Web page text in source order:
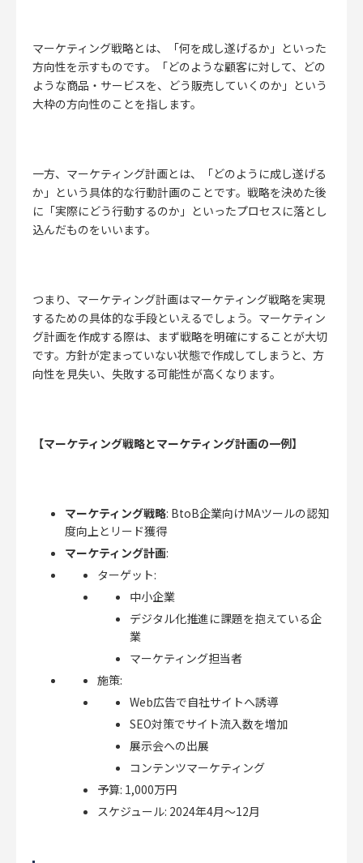
マーケティング戦略とは、「何を成し遂げるか」といった
方向性を示すものです。
「どのような顧客に対して、どの
ような商品・サービスを、どう販売していくのか」という
大枠の方向性のことを指します。
一方、マーケティング計画とは、「どのように成し遂げる
か」という具体的な行動計画のことです。戦略を決めた後
に「実際にどう行動するのか」といったプロセスに落とし
込んだものをいいます。
つまり、 マーケティング計画はマーケティング戦略を実現
するための具体的な手段といえるでしょう。マーケティン
グ計画を作成する際は、まず戦略を明確にすることが大切
です。方針が定まっていない状態で作成してしまうと、方
向性を見失い、失敗する可能性が高くなります。
【マーケティング戦略とマーケティング計画の一例】
マーケティング戦略: BtoB企業向けMAツールの認知
度向上とリード獲得
マーケティング計画:
ターゲット:
中小企業
デジタル化推進に課題を抱えている企
業
マーケティング担当者
施策:
Web広告で自社サイトへ誘導
SEO対策でサイト流入数を増加
展示会への出展
コンテンツマーケティング
予算: 1,000万円
スケジュール: 2024年4月～12月